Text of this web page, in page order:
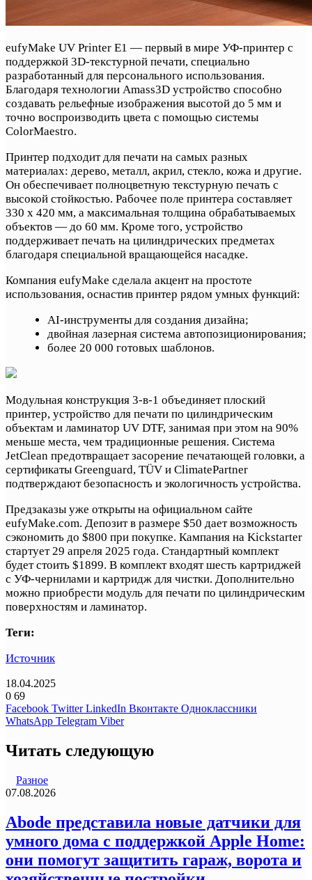
eufyMake UV Printer E1 — первый в мире УФ-принтер с
поддержкой 3D-текстурной печати, специально
разработанный для персонального использования.
Благодаря технологии Amass3D устройство способно
создавать рельефные изображения высотой до 5 мм и
точно воспроизводить цвета с помощью системы
ColorMaestro.
Принтер подходит для печати на самых разных
материалах: дерево, металл, акрил, стекло, кожа и другие.
Он обеспечивает полноцветную текстурную печать с
высокой стойкостью. Рабочее поле принтера составляет
330 х 420 мм, а максимальная толщина обрабатываемых
объектов — до 60 мм. Кроме того, устройство
поддерживает печать на цилиндрических предметах
благодаря специальной вращающейся насадке.
Компания eufyMake сделала акцент на простоте
использования, оснастив принтер рядом умных функций:
AI-инструменты для создания дизайна;
двойная лазерная система автопозиционирования;
более 20 000 готовых шаблонов.
Модульная конструкция 3-в-1 объединяет плоский
принтер, устройство для печати по цилиндрическим
объектам и ламинатор UV DTF, занимая при этом на 90%
меньше места, чем традиционные решения. Система
JetClean предотвращает засорение печатающей головки, а
сертификаты Greenguard, TÜV и ClimatePartner
подтверждают безопасность и экологичность устройства.
Предзаказы уже открыты на официальном сайте
eufyMake.com. Депозит в размере $50 дает возможность
сэкономить до $800 при покупке. Кампания на Kickstarter
стартует 29 апреля 2025 года. Стандартный комплект
будет стоить $1899. В комплект входят шесть картриджей
с УФ-чернилами и картридж для чистки. Дополнительно
можно приобрести модуль для печати по цилиндрическим
поверхностям и ламинатор.
Теги:
Источник
18.04.2025
0 69
Facebook Twitter LinkedIn Вконтакте Одноклассники
WhatsApp Telegram Viber
Читать следующую
Разное
07.08.2026
Abode представила новые датчики для
умного дома с поддержкой Apple Home:
они помогут защитить гараж, ворота и